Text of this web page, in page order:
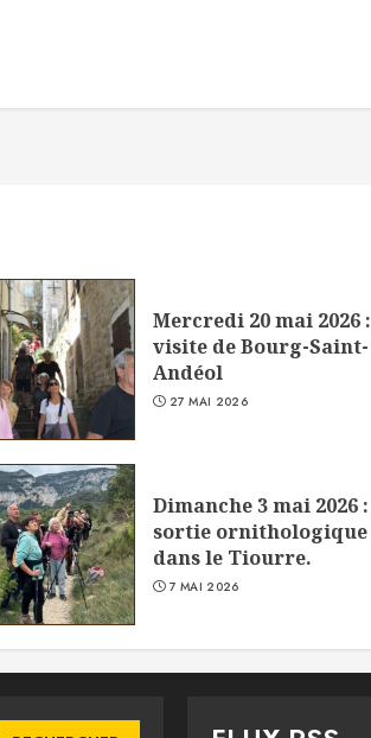
Mercredi 20 mai 2026 :
visite de Bourg-Saint-
Andéol
27 MAI 2026
Dimanche 3 mai 2026 :
sortie ornithologique
dans le Tiourre.
7 MAI 2026